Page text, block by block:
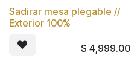
Sadirar mesa plegable //
Exterior 100%
$ 4,999.00